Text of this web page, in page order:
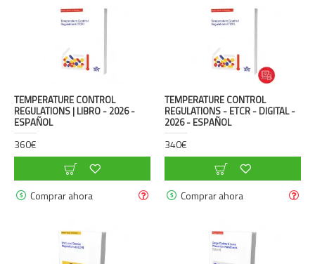
TEMPERATURE CONTROL
REGULATIONS | LIBRO - 2026 -
ESPAÑOL
360€
Comprar ahora
TEMPERATURE CONTROL
REGULATIONS - ETCR - DIGITAL -
2026 - ESPAÑOL
340€
Comprar ahora